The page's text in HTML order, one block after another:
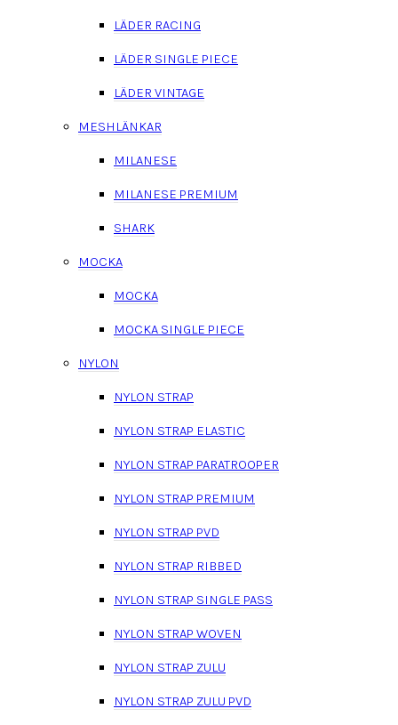
LÄDER RACING
LÄDER SINGLE PIECE
LÄDER VINTAGE
MESHLÄNKAR
MILANESE
MILANESE PREMIUM
SHARK
MOCKA
MOCKA
MOCKA SINGLE PIECE
NYLON
NYLON STRAP
NYLON STRAP ELASTIC
NYLON STRAP PARATROOPER
NYLON STRAP PREMIUM
NYLON STRAP PVD
NYLON STRAP RIBBED
NYLON STRAP SINGLE PASS
NYLON STRAP WOVEN
NYLON STRAP ZULU
NYLON STRAP ZULU PVD